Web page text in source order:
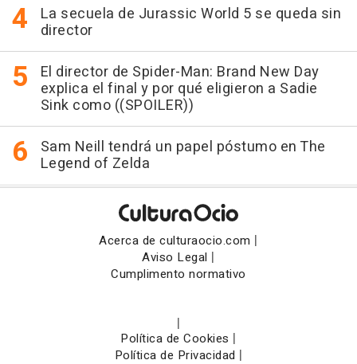
La secuela de Jurassic World 5 se queda sin
director
El director de Spider-Man: Brand New Day
explica el final y por qué eligieron a Sadie
Sink como ((SPOILER))
Sam Neill tendrá un papel póstumo en The
Legend of Zelda
Acerca de culturaocio.com |
Aviso Legal |
Cumplimento normativo
|
Política de Cookies |
Política de Privacidad |